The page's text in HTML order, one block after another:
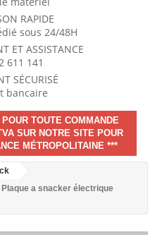
RAPIDE
sous 24/48H
ET ASSISTANCE
611 141
SÉCURISÉ
bancaire
TOUTE COMMANDE
SUR NOTRE SITE POUR
MÉTROPOLITAINE ***
Plaque a snacker électrique